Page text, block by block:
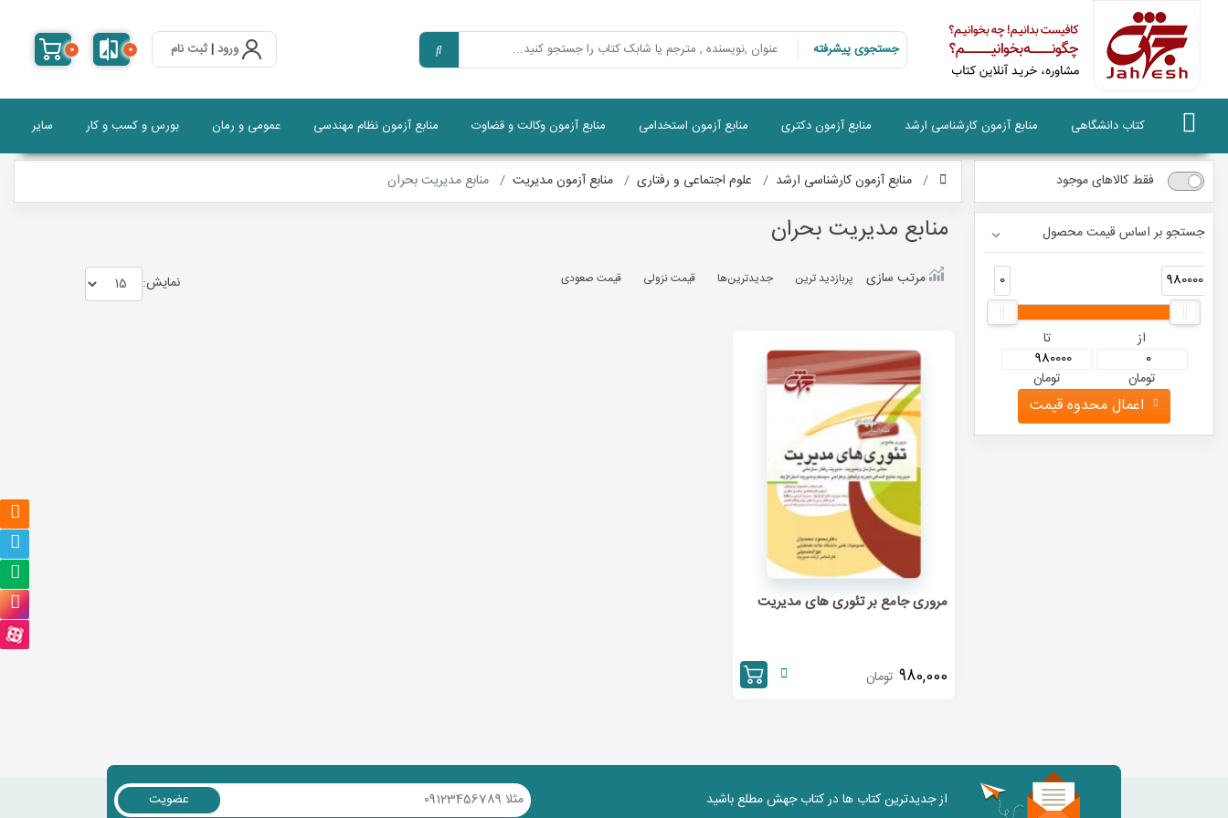
جستجوی پیشرفته ورود|ثبت نام 0
0
کتاب دانشگاهی منابع آزمون کارشناسی ارشد منابع آزمون دکتری منابع آزمون استخدامی منابع آزمون وکالت و قضاوت منابع آزمون نظام مهندسی عمومی و رمان بورس و کسب و کار سایر
فقط کالاهای موجود
جستجو بر اساس قیمت محصول
0 980000
از
تومان
تا
تومان
اعمال محدوه قیمت
منابع آزمون کارشناسی ارشد علوم اجتماعی و رفتاری منابع آزمون مدیریت منابع مدیریت بحران
منابع مدیریت بحران
مرتب سازی پربازديد ترين جديدترين‌ها قيمت نزولی قيمت صعودی نمايش:
مروری جامع بر تئوری های مدیریت
980,000 تومان
از جدیدترین کتاب ها در کتاب جهش مطلع باشید عضویت